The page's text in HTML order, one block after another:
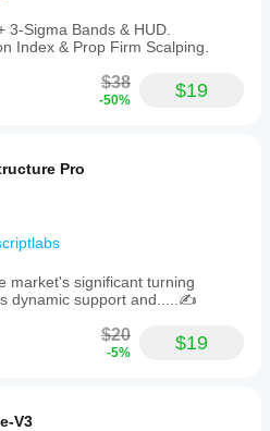
3-Sigma Bands & HUD.
Index & Prop Firm Scalping.
$38
-50% $19
Pro
market's significant turning
dynamic support and.....✍️
$20
-5% $19
V3